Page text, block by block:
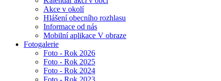
Akce v okolí
Hlášení obecního rozhlasu
Informace od nás
Mobilní aplikace V obraze
Fotogalerie
Foto - Rok 2026
Foto - Rok 2025
Foto - Rok 2024
Foto - Rok 2023